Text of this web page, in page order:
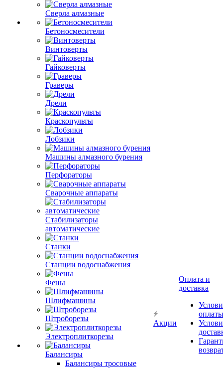
Сверла алмазные
Бетоносмесители
Винтоверты
Гайковерты
Граверы
Дрели
Краскопульты
Лобзики
Машины алмазного бурения
Перфораторы
Сварочные аппараты
Стабилизаторы
автоматические
Станки
Станции водоснабжения
Фены
Шлифмашины
Штроборезы
Электроплиткорезы
Балансиры
Балансиры тросовые
Акции
Оплата и
доставка
оплаты